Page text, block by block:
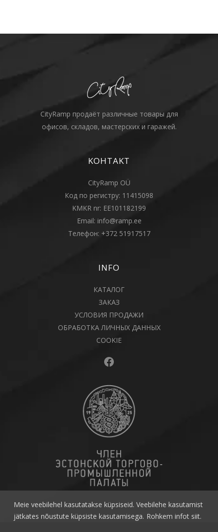
Meie veebilehel kasutatakse küpsiseid. Veebilehe kasutamist
jätkates nõustute küpsiste kasutamisega. Rohkem infot siit.
CityRamp продаёт различные товары для
офисов, складов, мастерских и гаражей.
KOHTAKT
CityRamp OÜ
Код по регистру: 11415098
KMKR nr: EE101182199
Email: info@ramp.ee
Телефон: +372 51917517
INFO
КАТАЛОГ
ЗАКАЗ
УСЛОВИЯ ПРОДАЖИ
ОБРАБОТКА ЛИЧНЫХ ДАННЫХ
COOKIE
Facebook